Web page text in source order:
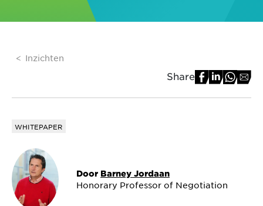
Inzichten
Share
WHITEPAPER
Door Barney Jordaan
Honorary Professor of Negotiation